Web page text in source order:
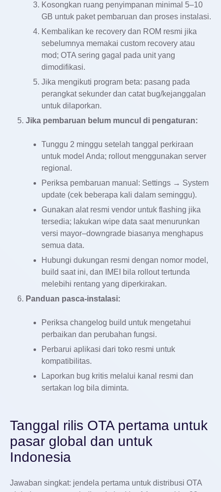
Kosongkan ruang penyimpanan minimal 5–10
GB untuk paket pembaruan dan proses instalasi.
Kembalikan ke recovery dan ROM resmi jika
sebelumnya memakai custom recovery atau
mod; OTA sering gagal pada unit yang
dimodifikasi.
Jika mengikuti program beta: pasang pada
perangkat sekunder dan catat bug/kejanggalan
untuk dilaporkan.
Jika pembaruan belum muncul di pengaturan:
Tunggu 2 minggu setelah tanggal perkiraan
untuk model Anda; rollout menggunakan server
regional.
Periksa pembaruan manual: Settings → System
update (cek beberapa kali dalam seminggu).
Gunakan alat resmi vendor untuk flashing jika
tersedia; lakukan wipe data saat menurunkan
versi mayor–downgrade biasanya menghapus
semua data.
Hubungi dukungan resmi dengan nomor model,
build saat ini, dan IMEI bila rollout tertunda
melebihi rentang yang diperkirakan.
Panduan pasca-instalasi:
Periksa changelog build untuk mengetahui
perbaikan dan perubahan fungsi.
Perbarui aplikasi dari toko resmi untuk
kompatibilitas.
Laporkan bug kritis melalui kanal resmi dan
sertakan log bila diminta.
Tanggal rilis OTA pertama untuk
pasar global dan untuk
Indonesia
Jawaban singkat: jendela pertama untuk distribusi OTA